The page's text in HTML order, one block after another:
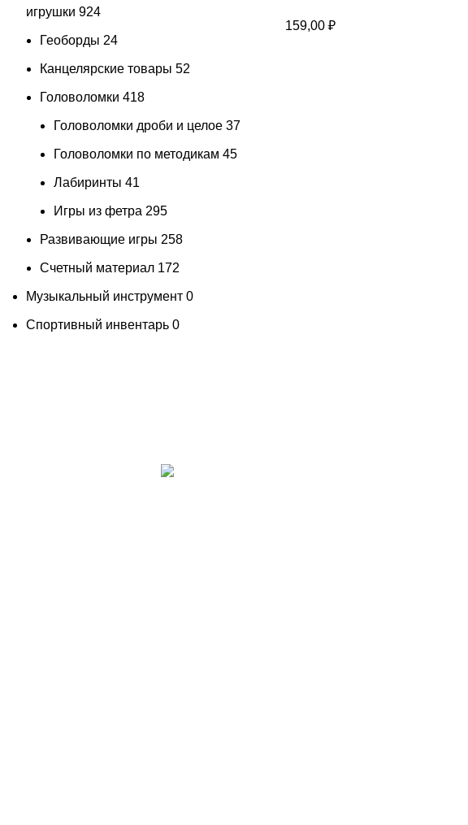
игрушки 924
Геоборды 24
Канцелярские товары 52
Головоломки 418
Головоломки дроби и целое 37
Головоломки по методикам 45
Лабиринты 41
Игры из фетра 295
Развивающие игры 258
Счетный материал 172
Музыкальный инструмент 0
Спортивный инвентарь 0
159,00 ₽